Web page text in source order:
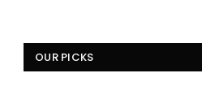
OUR PICKS